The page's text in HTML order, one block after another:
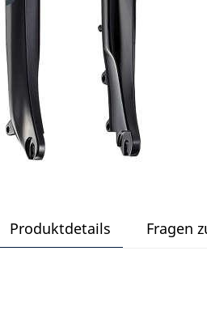
Produktdetails Fragen